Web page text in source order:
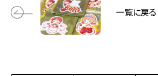
一覧に戻る